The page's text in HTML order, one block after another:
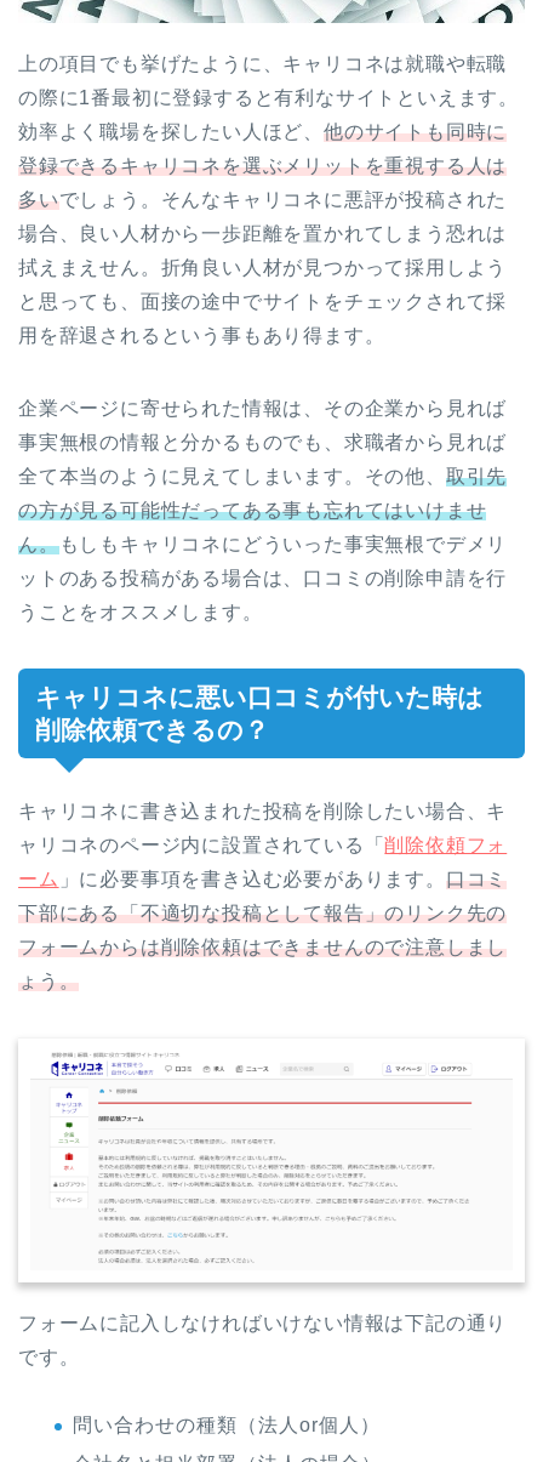
上の項目でも挙げたように、キャリコネは就職や転職
の際に1番最初に登録すると有利なサイトといえます。
効率よく職場を探したい人ほど、 他のサイトも同時に
登録できるキャリコネを選ぶメリットを重視する人は
多いでしょう。そんなキャリコネに悪評が投稿された
場合、良い人材から一歩距離を置かれてしまう恐れは
拭えまえせん。折角良い人材が見つかって採用しよう
と思っても、面接の途中でサイトをチェックされて採
用を辞退されるという事もあり得ます。
企業ページに寄せられた情報は、その企業から見れば
事実無根の情報と分かるものでも、求職者から見れば
全て本当のように見えてしまいます。その他、 取引先
の方が見る可能性だってある事も忘れてはいけませ
ん。もしもキャリコネにどういった事実無根でデメリ
ットのある投稿がある場合は、口コミの削除申請を行
うことをオススメします。
キャリコネに悪い口コミが付いた時は
削除依頼できるの？
キャリコネに書き込まれた投稿を削除したい場合、キ
ャリコネのページ内に設置されている「削除依頼フォ
ーム 」に必要事項を書き込む必要があります。 口コミ
下部にある「不適切な投稿として報告」のリンク先の
フォームからは削除依頼はできませんので注意しまし
ょう。
フォームに記入しなければいけない情報は下記の通り
です。
問い合わせの種類（法人or個人）